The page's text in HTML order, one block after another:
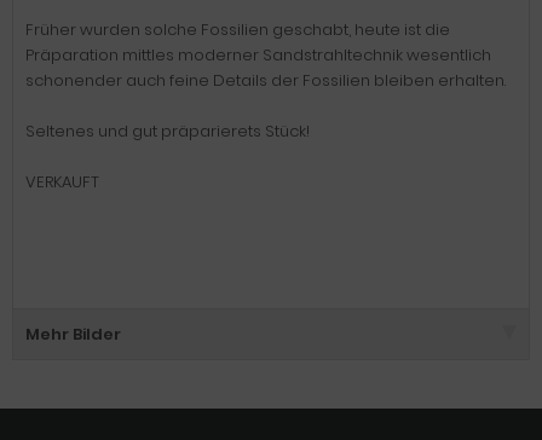
Früher wurden solche Fossilien geschabt, heute ist die
Präparation mittles moderner Sandstrahltechnik wesentlich
schonender auch feine Details der Fossilien bleiben erhalten.
Seltenes und gut präparierets Stück!
VERKAUFT
Mehr Bilder